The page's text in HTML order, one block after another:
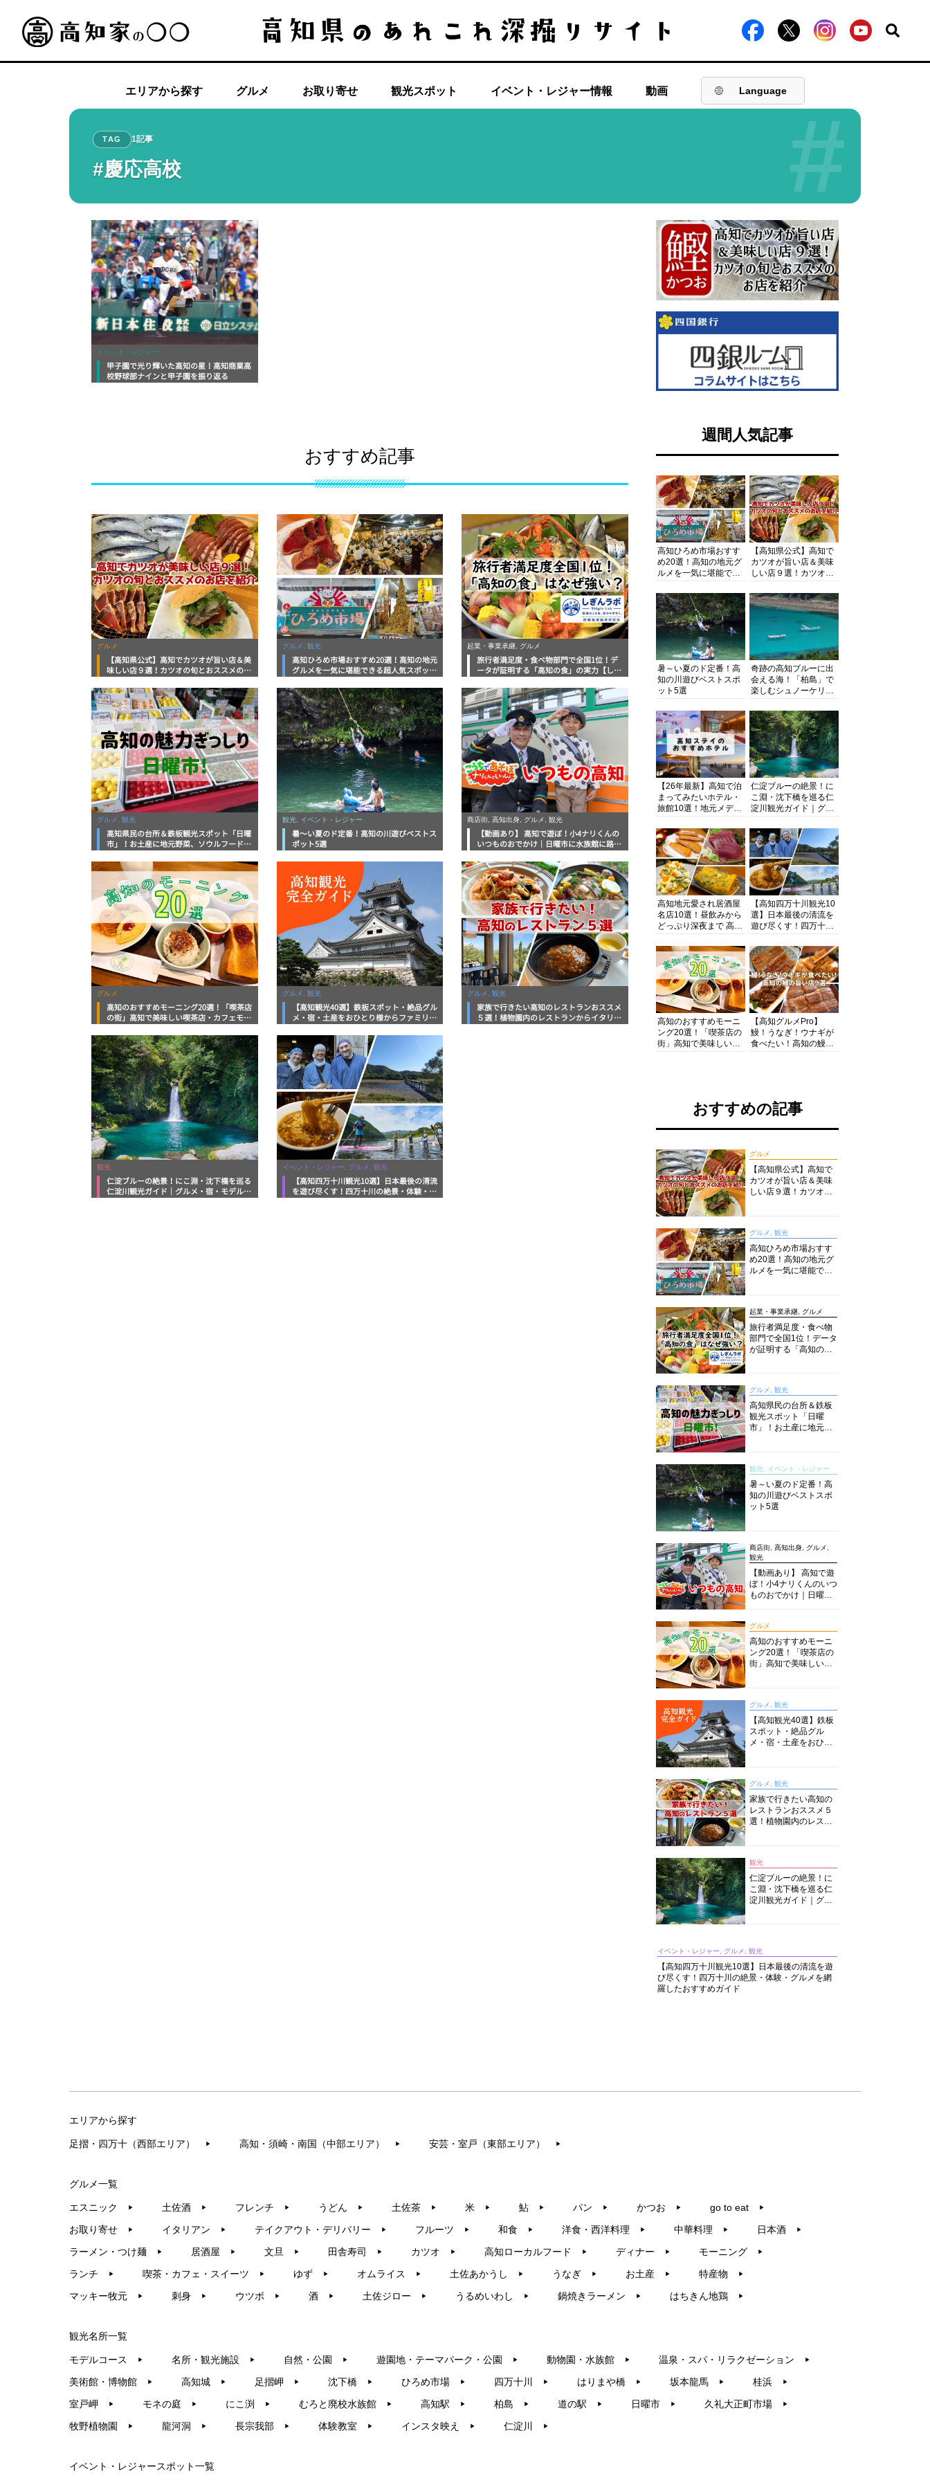
エリアから探す グルメ お取り寄せ 観光スポット イベント・レジャー情報 動画 Language
#
TAG 1記事
#慶応高校
イベント・レジャー
甲子園で光り輝いた高知の星！高知商業高
校野球部ナインと甲子園を振り返る
おすすめ記事
グルメ
【高知県公式】高知でカツオが旨い店＆美
味しい店９選！カツオの旬とおススメのお
グルメ, 観光
高知ひろめ市場おすすめ20選！高知の地元
グルメを一気に堪能できる超人気スポット
起業・事業承継, グルメ
旅行者満足度・食べ物部門で全国1位！デ
ータが証明する「高知の食」の実力【しぎ
グルメ, 観光
高知県民の台所＆鉄板観光スポット「日曜
市」！お土産に地元野菜、ソウルフードま
底解説！
観光, イベント・レジャー
暑～い夏のド定番！高知の川遊びベストス
ポット5選
商店街, 高知出身, グルメ, 観光
【動画あり】 高知で遊ぼ！小4ナリくんの
いつものおでかけ｜日曜市に水族館に路面
グルメ
高知のおすすめモーニング20選！「喫茶店
の街」高知で美味しい喫茶店・カフェモー
グルメ, 観光
【高知観光40選】鉄板スポット・絶品グル
メ・宿・土産をおひとり様からファミリー
グルメ, 観光
家族で行きたい高知のレストランおススメ
５選！植物園内のレストランからイタリア
観光
仁淀ブルーの絶景！にこ淵・沈下橋を巡る
仁淀川観光ガイド｜グルメ・宿・モデルコ
イベント・レジャー, グルメ, 観光
【高知四万十川観光10選】日本最後の清流
を遊び尽くす！四万十川の絶景・体験・グ
週間人気記事
高知ひろめ市場おすす
め20選！高知の地元グ
ルメを一気に堪能でき
底解剖
【高知県公式】高知で
カツオが旨い店＆美味
しい店９選！カツオの
紹介
暑～い夏のド定番！高
知の川遊びベストスポ
ット5選
奇跡の高知ブルーに出
会える海！「柏島」で
楽しむシュノーケリン
浴にキャンプまで透明
度抜群の海の楽園を徹
底紹介
【26年最新】高知で泊
まってみたいホテル・
旅館10選！地元メディ
厳選
仁淀ブルーの絶景！に
こ淵・沈下橋を巡る仁
淀川観光ガイド｜グル
まで完全網羅！
高知地元愛され居酒屋
名店10選！昼飲みから
どっぷり深夜まで 高知
知グルメPro】
【高知四万十川観光10
選】日本最後の清流を
遊び尽くす！四万十川
を網羅したおすすめガ
イド
高知のおすすめモーニ
ング20選！「喫茶店の
街」高知で美味しい喫
【高知グルメPro】
鰻！うなぎ！ウナギが
食べたい！高知の鰻の
おすすめの記事
グルメ
【高知県公式】高知で
カツオが旨い店＆美味
しい店９選！カツオの
グルメ, 観光
高知ひろめ市場おすす
め20選！高知の地元グ
ルメを一気に堪能でき
起業・事業承継, グルメ
旅行者満足度・食べ物
部門で全国1位！データ
が証明する「高知の
グルメ, 観光
高知県民の台所＆鉄板
観光スポット「日曜
市」！お土産に地元野
説！
観光, イベント・レジャー
暑～い夏のド定番！高
知の川遊びベストスポ
ット5選
商店街, 高知出身, グルメ,
観光
【動画あり】 高知で遊
ぼ！小4ナリくんのいつ
ものおでかけ｜日曜市
グルメ
高知のおすすめモーニ
ング20選！「喫茶店の
街」高知で美味しい喫
グルメ, 観光
【高知観光40選】鉄板
スポット・絶品グル
メ・宿・土産をおひと
グルメ, 観光
家族で行きたい高知の
レストランおススメ５
選！植物園内のレスト
観光
仁淀ブルーの絶景！に
こ淵・沈下橋を巡る仁
淀川観光ガイド｜グル
イベント・レジャー, グルメ, 観光
【高知四万十川観光10選】日本最後の清流を遊
び尽くす！四万十川の絶景・体験・グルメを網
羅したおすすめガイド
エリアから探す
足摺・四万十（西部エリア） ▶︎ 高知・須崎・南国（中部エリア） ▶︎ 安芸・室戸（東部エリア） ▶︎
グルメ一覧
エスニック ▶︎ 土佐酒 ▶︎ フレンチ ▶︎ うどん ▶︎ 土佐茶 ▶︎ 米 ▶︎ 鮎 ▶︎ パン ▶︎ かつお ▶︎ go to eat ▶︎
お取り寄せ ▶︎ イタリアン ▶︎ テイクアウト・デリバリー ▶︎ フルーツ ▶︎ 和食 ▶︎ 洋食・西洋料理 ▶︎ 中華料理 ▶︎ 日本酒 ▶︎
ラーメン・つけ麺 ▶︎ 居酒屋 ▶︎ 文旦 ▶︎ 田舎寿司 ▶︎ カツオ ▶︎ 高知ローカルフード ▶︎ ディナー ▶︎ モーニング ▶︎
ランチ ▶︎ 喫茶・カフェ・スイーツ ▶︎ ゆず ▶︎ オムライス ▶︎ 土佐あかうし ▶︎ うなぎ ▶︎ お土産 ▶︎ 特産物 ▶︎
マッキー牧元 ▶︎ 刺身 ▶︎ ウツボ ▶︎ 酒 ▶︎ 土佐ジロー ▶︎ うるめいわし ▶︎ 鍋焼きラーメン ▶︎ はちきん地鶏 ▶︎
観光名所一覧
モデルコース ▶︎ 名所・観光施設 ▶︎ 自然・公園 ▶︎ 遊園地・テーマパーク・公園 ▶︎ 動物園・水族館 ▶︎ 温泉・スパ・リラクゼーション ▶︎
美術館・博物館 ▶︎ 高知城 ▶︎ 足摺岬 ▶︎ 沈下橋 ▶︎ ひろめ市場 ▶︎ 四万十川 ▶︎ はりまや橋 ▶︎ 坂本龍馬 ▶︎ 桂浜 ▶︎
室戸岬 ▶︎ モネの庭 ▶︎ にこ渕 ▶︎ むろと廃校水族館 ▶︎ 高知駅 ▶︎ 柏島 ▶︎ 道の駅 ▶︎ 日曜市 ▶︎ 久礼大正町市場 ▶︎
牧野植物園 ▶︎ 龍河洞 ▶︎ 長宗我部 ▶︎ 体験教室 ▶︎ インスタ映え ▶︎ 仁淀川 ▶︎
イベント・レジャースポット一覧